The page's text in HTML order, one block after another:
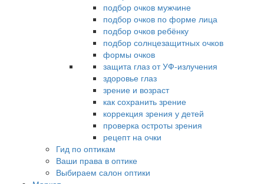
подбор очков мужчине
подбор очков по форме лица
подбор очков ребёнку
подбор солнцезащитных очков
формы очков
защита глаз от УФ-излучения
здоровье глаз
зрение и возраст
как сохранить зрение
коррекция зрения у детей
проверка остроты зрения
рецепт на очки
Гид по оптикам
Ваши права в оптике
Выбираем салон оптики